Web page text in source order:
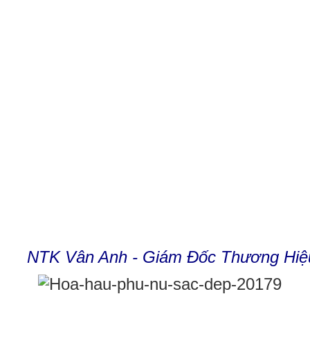
NTK Vân Anh - Giám Đốc Thương